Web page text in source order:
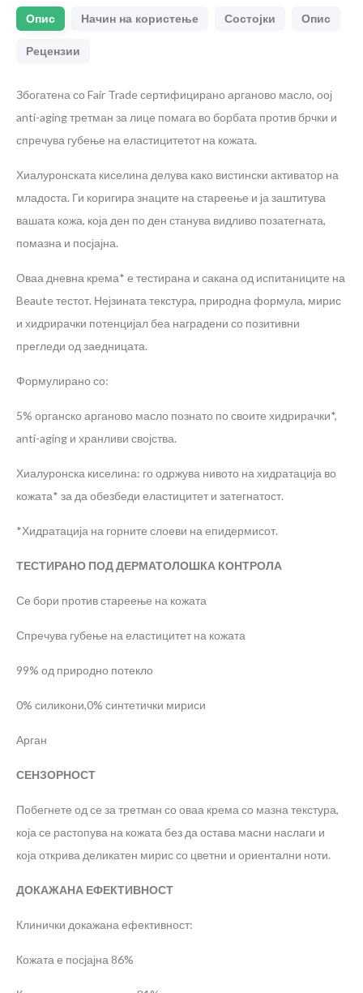
Опис Начин на користење Состојки Опис
Рецензии
Збогатена со Fair Trade сертифицирано арганово масло, оој
anti-aging третман за лице помага во борбата против брчки и
спречува губење на еластицитетот на кожата.
Хиалуронската киселина делува како вистински активатор на
младоста. Ги коригира знаците на стареење и ја заштитува
вашата кожа, која ден по ден станува видливо позатегната,
помазна и посјајна.
Оваа дневна крема* е тестирана и сакана од испитаниците на
Beaute тестот. Нејзината текстура, природна формула, мирис
и хидрирачки потенцијал беа наградени со позитивни
прегледи од заедницата.
Формулирано со:
5% органско арганово масло познато по своите хидрирачки*,
anti-aging и хранливи својства.
Хиалуронска киселина: го одржува нивото на хидратација во
кожата* за да обезбеди еластицитет и затегнатост.
*Хидратација на горните слоеви на епидермисот.
ТЕСТИРАНО ПОД ДЕРМАТОЛОШКА КОНТРОЛА
Се бори против стареење на кожата
Спречува губење на еластицитет на кожата
99% од природно потекло
0% силикони,0% синтетички мириси
Арган
СЕНЗОРНОСТ
Побегнете од се за третман со оваа крема со мазна текстура,
која се растопува на кожата без да остава масни наслаги и
која открива деликатен мирис со цветни и ориентални ноти.
ДОКАЖАНА ЕФЕКТИВНОСТ
Клинички докажана ефективност:
Кожата е посјајна 86%